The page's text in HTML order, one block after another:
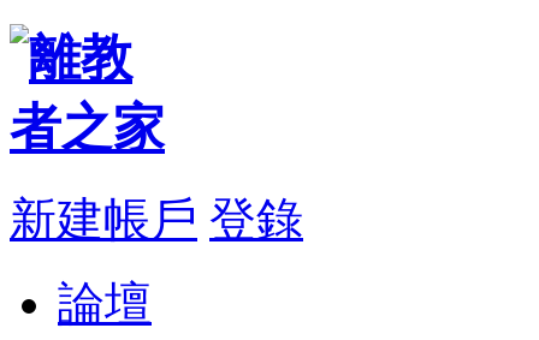
新建帳戶 登錄
論壇